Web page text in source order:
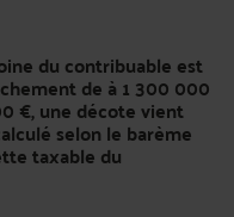
du contribuable est
de à 1 300 000
€, une décote vient
selon le barème
taxable du